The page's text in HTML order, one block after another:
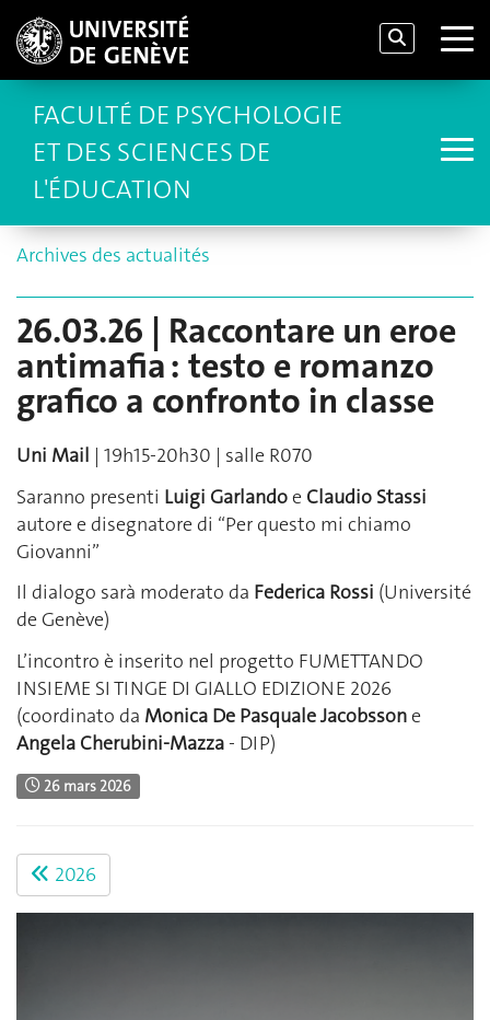
FACULTÉ DE PSYCHOLOGIE
ET DES SCIENCES DE
L'ÉDUCATION
Archives des actualités
26.03.26 | Raccontare un eroe
antimafia : testo e romanzo
grafico a confronto in classe
Uni Mail | 19h15-20h30 | salle R070
Saranno presenti Luigi Garlandoe Claudio Stassi
autore e disegnatore di “Per questo mi chiamo
Giovanni”
Il dialogo sarà moderato da Federica Rossi (Université
de Genève)
L’incontro è inserito nel progetto FUMETTANDO
INSIEME SI TINGE DI GIALLO EDIZIONE 2026
(coordinato da Monica De Pasquale Jacobssone
Angela Cherubini-Mazza- DIP)
26 mars 2026
2026